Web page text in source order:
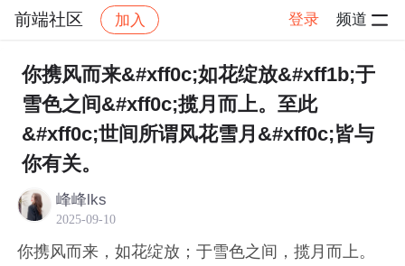
前端社区 加入 登录 频道
社区 前端社区 感慨 帖子详情
你携风而来&#xff0c;如花绽放&#xff1b;于
雪色之间&#xff0c;揽月而上。至此
&#xff0c;世间所谓风花雪月&#xff0c;皆与
你有关。
峰峰lks
2025-09-10
你携风而来，如花绽放；于雪色之间，揽月而上。